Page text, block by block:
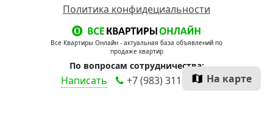
На карте
Политика конфидециальности
Все Квартиры Онлайн - актуальная база объявлений по
продаже квартир
По вопросам сотрудничества:
Написать +7 (983) 311-90-00